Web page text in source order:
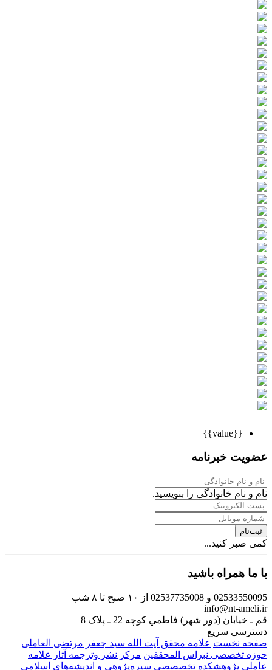
{{value}}
عضویت خبرنامه
نام و نام خانوادگی را بنویسید.
ثبت‌نام
کمی صبر کنید...
با ما همراه باشید
02533550095 و 02537735008
از ۱۰ صبح تا ۸ شب
info@nt-ameli.ir
قم ـ خيابان (دور شهر) فاطمي كوچه 22 ـ پلاک 8
دسترسی سریع
صفحه نخست علامه محقق آیت الله سید جعفر مرتضی العاملی
حوزه تخصصی نبراس المحققین مركز نشر وترجمه آثار علامه
عاملی پژوهشكده تخصصصى سیره‌پژوهی و اندیشه‌های اسلامی